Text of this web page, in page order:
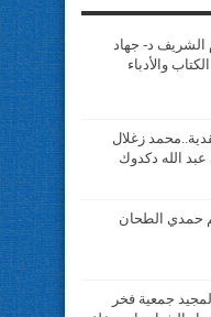
الشريف د- جهاد
والأدباء
زغلال
عبد الله دكدوك
حمدي الطحان
جمعية فخر